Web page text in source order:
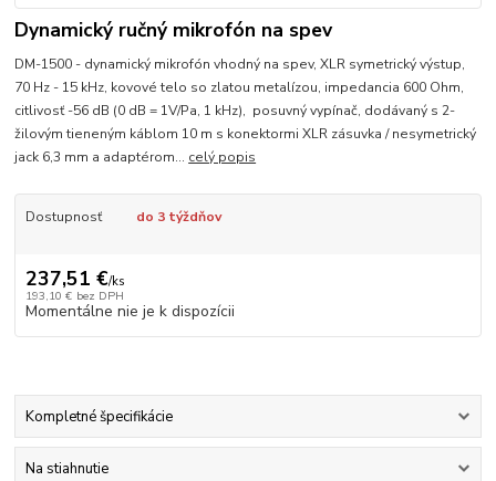
Dynamický ručný mikrofón na spev
DM-1500 - dynamický mikrofón vhodný na spev, XLR symetrický výstup,
70 Hz - 15 kHz, kovové telo so zlatou metalízou, impedancia 600 Ohm,
citlivosť -56 dB (0 dB = 1V/Pa, 1 kHz), posuvný vypínač, dodávaný s 2-
žilovým tieneným káblom 10 m s konektormi XLR zásuvka / nesymetrický
jack 6,3 mm a adaptérom... celý popis
Dostupnosť do 3 týždňov
237,51 €/ks
193,10 € bez DPH
Momentálne nie je k dispozícii
Kompletné špecifikácie
Na stiahnutie